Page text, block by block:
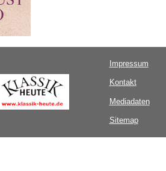
Impressum
Kontakt
Mediadaten
Sitemap